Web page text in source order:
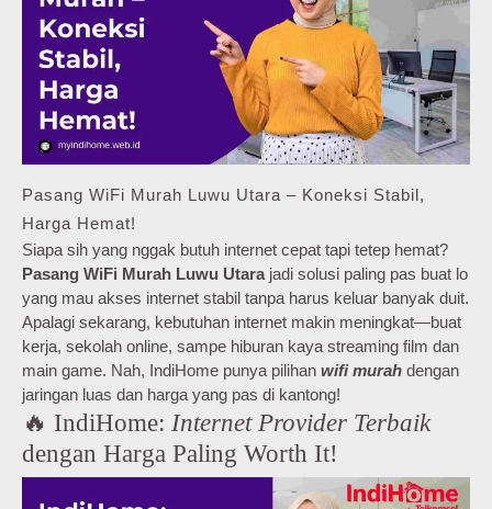
Pasang WiFi Murah Luwu Utara – Koneksi Stabil,
Harga Hemat!
Siapa sih yang nggak butuh internet cepat tapi tetep hemat?
Pasang WiFi Murah Luwu Utarajadi solusi paling pas buat lo
yang mau akses internet stabil tanpa harus keluar banyak duit.
Apalagi sekarang, kebutuhan internet makin meningkat—buat
kerja, sekolah online, sampe hiburan kaya streaming film dan
main game. Nah, IndiHome punya pilihan wifi murah dengan
jaringan luas dan harga yang pas di kantong!
🔥 IndiHome: Internet Provider Terbaik
dengan Harga Paling Worth It!